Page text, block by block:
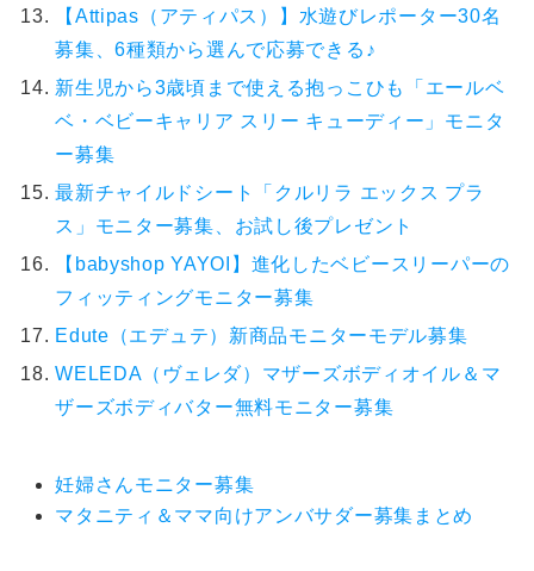
【Attipas（アティパス）】水遊びレポーター30名
募集、6種類から選んで応募できる♪
新生児から3歳頃まで使える抱っこひも「エールベ
ベ・ベビーキャリア スリー キューディー」モニタ
ー募集
最新チャイルドシート「クルリラ エックス プラ
ス」モニター募集、お試し後プレゼント
【babyshop YAYOI】進化したベビースリーパーの
フィッティングモニター募集
Edute（エデュテ）新商品モニターモデル募集
WELEDA（ヴェレダ）マザーズボディオイル＆マ
ザーズボディバター無料モニター募集
妊婦さんモニター募集
マタニティ＆ママ向けアンバサダー募集まとめ